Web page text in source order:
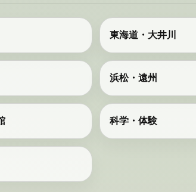
東海道・大井川
浜松・遠州
科学・体験